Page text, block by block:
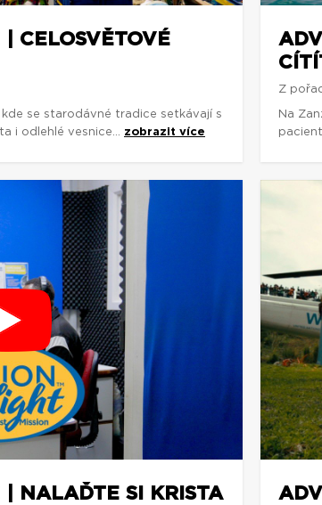
CELOSVĚTOVÉ
se starodávné tradice setkávají s
i odlehlé vesnice... zobrazit více
Z
Na
NALAĎTE SI KRISTA